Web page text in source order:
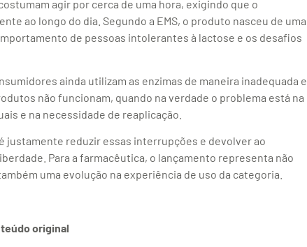
agir por cerca de uma hora, exigindo que o
ao longo do dia. Segundo a EMS, o produto nasceu de uma
de pessoas intolerantes à lactose e os desafios
ainda utilizam as enzimas de maneira inadequada e
não funcionam, quando na verdade o problema está na
e na necessidade de reaplicação.
justamente reduzir essas interrupções e devolver ao
Para a farmacêutica, o lançamento representa não
uma evolução na experiência de uso da categoria.
original